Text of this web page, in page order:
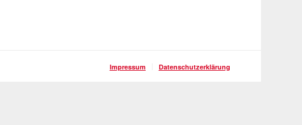
Impressum Datenschutzerklärung